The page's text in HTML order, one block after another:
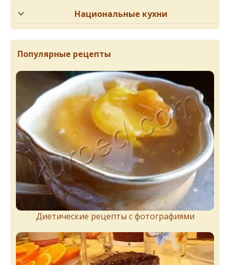
Национальные кухни
Популярные рецепты
Диетические рецепты с фотографиями